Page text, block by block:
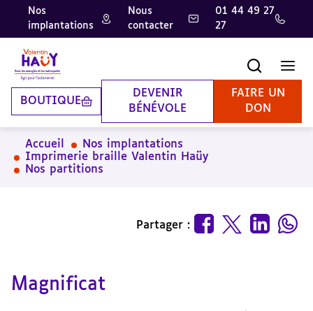
Aller
contenu
principal
Aller
pied
de
page
Aller
la
recherche
Nos
implantations
Nous
contacter
01 44 49 27
27
BOUTIQUE
DEVENIR
BÉNÉVOLE
FAIRE UN
DON
Accueil
Nos implantations
Imprimerie braille Valentin Haüy
Nos partitions
Partager :
Magnificat